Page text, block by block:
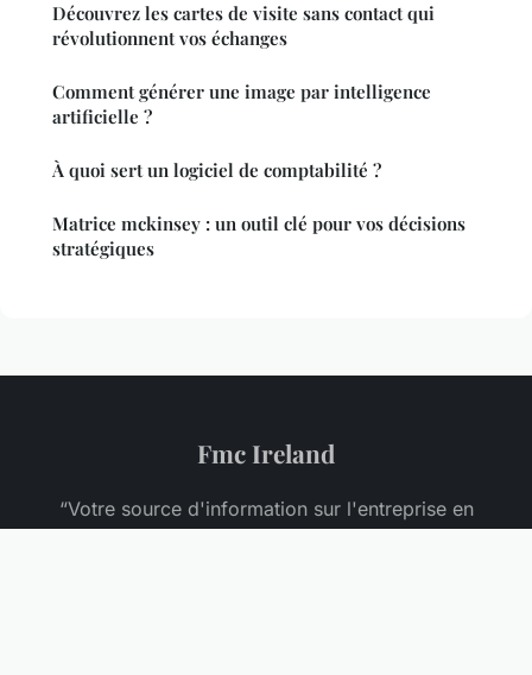
Découvrez les cartes de visite sans contact qui
révolutionnent vos échanges
Comment générer une image par intelligence
artificielle ?
À quoi sert un logiciel de comptabilité ?
Matrice mckinsey : un outil clé pour vos décisions
stratégiques
Fmc Ireland
“Votre source d'information sur l'entreprise en